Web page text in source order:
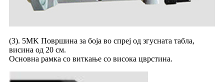
(3). 5MK Површина за боја во спреј од згусната табла,
висина од 20 см.
Основна рамка со виткање со висока цврстина.